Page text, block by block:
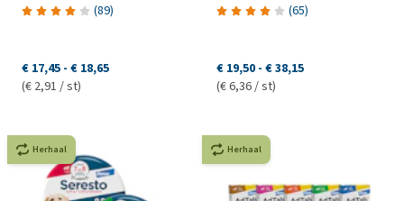
(89)
€ 17,45 - € 18,65
(€ 2,91 / st)
(65)
€ 19,50 - € 38,15
(€ 6,36 / st)
Herhaal Herhaal